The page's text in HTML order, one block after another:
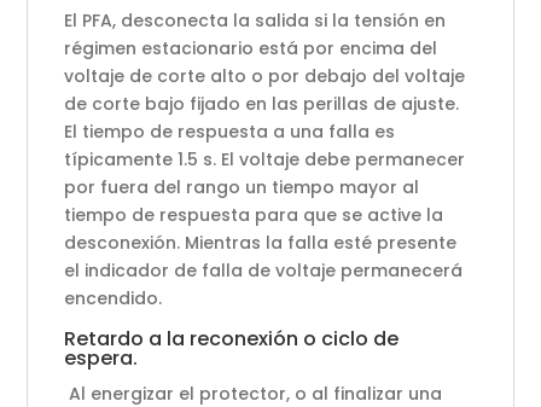
El PFA, desconecta la salida si la tensión en
régimen estacionario está por encima del
voltaje de corte alto o por debajo del voltaje
de corte bajo fijado en las perillas de ajuste.
El tiempo de respuesta a una falla es
típicamente 1.5 s. El voltaje debe permanecer
por fuera del rango un tiempo mayor al
tiempo de respuesta para que se active la
desconexión. Mientras la falla esté presente
el indicador de falla de voltaje permanecerá
encendido.
Retardo a la reconexión o ciclo de
espera.
Al energizar el protector, o al finalizar una